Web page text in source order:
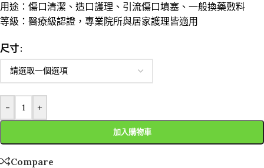
用途：傷口清潔、造口護理、引流傷口填塞、一般換藥敷料
等級：醫療級認證，專業院所與居家護理皆適用
尺寸
- +
加入購物車
Compare